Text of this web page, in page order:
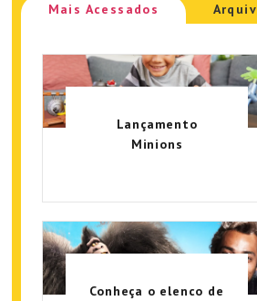
Mais Acessados
Lançamento
Minions
Conheça o elenco de